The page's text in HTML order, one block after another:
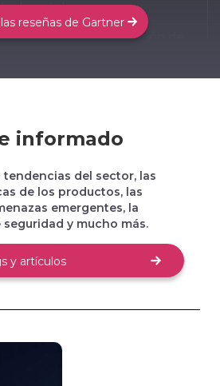
industrial.
Informática y Gestión de
del sector y ofrece
Tecnologías de la
reseñas de Gartner
informado
del sector, las
de los productos, las
emergentes, la
y mucho más.
y artículos